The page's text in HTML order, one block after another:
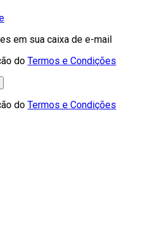
em sua caixa de e-mail
do Termos e Condições
do Termos e Condições